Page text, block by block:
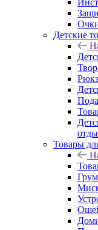
Детские
Товары